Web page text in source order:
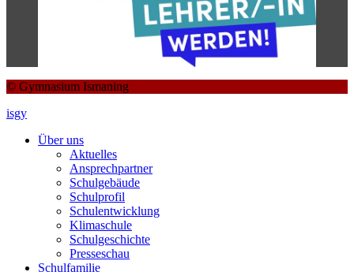
© Gymnasium Ismaning
isgy
Über uns
Aktuelles
Ansprechpartner
Schulgebäude
Schulprofil
Schulentwicklung
Klimaschule
Schulgeschichte
Presseschau
Schulfamilie